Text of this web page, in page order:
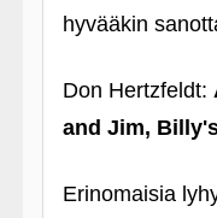
hyvääkin
Don Hertzfeldt:
and Jim,
Erinomaisia